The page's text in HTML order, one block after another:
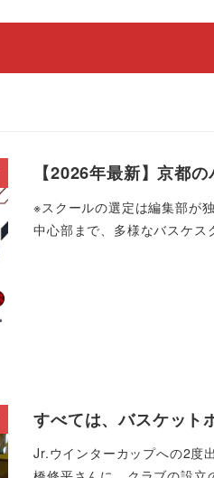
【2026年最新】京都
※スクールの選定は編集部が
中心部まで、多様なバスケ
すべては、バスケット
Jr.ウインターカップへの2度